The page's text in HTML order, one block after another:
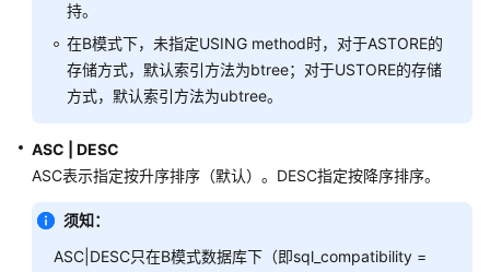
DEFAULT
PRIVILEGES
WRAPPER
持。
在B模式下，未指定USING method时，对于ASTORE的
存储方式，默认索引方法为btree；对于USTORE的存储
方式，默认索引方法为ubtree。
ASC | DESC
ASC表示指定按升序排序（默认）。DESC指定按降序排序。
须知：
ASC|DESC只在B模式数据库下（即sql_compatibility =